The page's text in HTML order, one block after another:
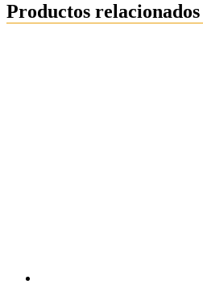
Productos relacionados